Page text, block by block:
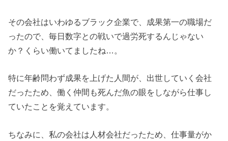
その会社はいわゆるブラック企業で、成果第一の職場だ
ったので、毎日数字との戦いで過労死するんじゃない
か？くらい働いてましたね…。
特に年齢問わず成果を上げた人間が、出世していく会社
だったため、働く仲間も死んだ魚の眼をしながら仕事し
ていたことを覚えています。
ちなみに、私の会社は人材会社だったため、仕事量がか